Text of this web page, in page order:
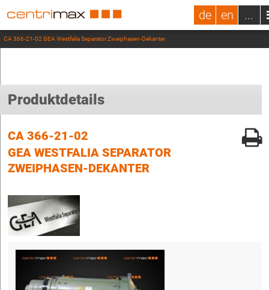
de en ...
CA 366-21-02 GEA Westfalia Separator Zweiphasen-Dekanter
Produktdetails
CA 366-21-02
GEA WESTFALIA SEPARATOR
ZWEIPHASEN-DEKANTER